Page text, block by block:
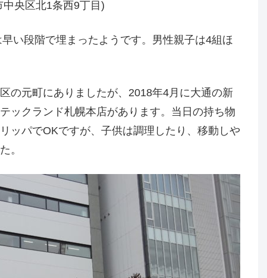
央区北1条西9丁目)
い段階で埋まったようです。男性親子は4組ほ
の元町にありましたが、2018年4月に大通の新
ックランド札幌本店があります。当日の持ち物
ッパでOKですが、子供は調理したり、移動しや
。